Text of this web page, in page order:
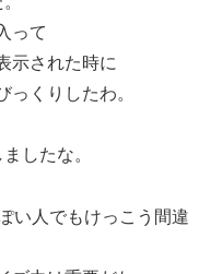
って
示された時に
っくりしたわ。
したな。
い人でもけっこう間違